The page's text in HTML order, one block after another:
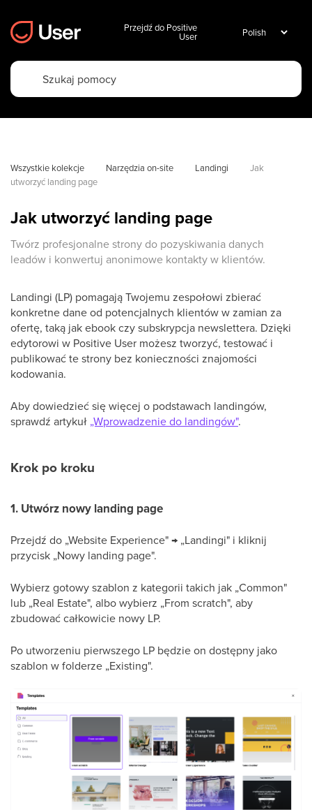
Przejdź do Positive
User
Wszystkie kolekcje Narzędzia on-site Landingi
Jak
utworzyć landing page
Jak utworzyć landing page
Twórz profesjonalne strony do pozyskiwania danych
leadów i konwertuj anonimowe kontakty w klientów.
Landingi (LP) pomagają Twojemu zespołowi zbierać
konkretne dane od potencjalnych klientów w zamian za
ofertę, taką jak ebook czy subskrypcja newslettera. Dzięki
edytorowi w Positive User możesz tworzyć, testować i
publikować te strony bez konieczności znajomości
kodowania.
Aby dowiedzieć się więcej o podstawach landingów,
sprawdź artykuł „Wprowadzenie do landingów".
Krok po kroku
1. Utwórz nowy landing page
Przejdź do „Website Experience" → „Landingi" i kliknij
przycisk „Nowy landing page".
Wybierz gotowy szablon z kategorii takich jak „Common"
lub „Real Estate", albo wybierz „From scratch", aby
zbudować całkowicie nowy LP.
Po utworzeniu pierwszego LP będzie on dostępny jako
szablon w folderze „Existing".